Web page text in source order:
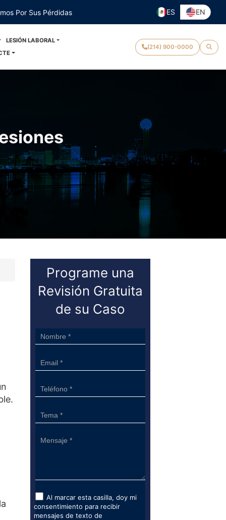
Por Sus Pérdidas ES EN
LESIÓN LABORAL
(214) 900-0000
Programe una
Revisión Gratuita
de su Caso
Sidebar
Form
Al marcar esta casilla, doy mi
consentimiento para recibir
mensajes de texto de